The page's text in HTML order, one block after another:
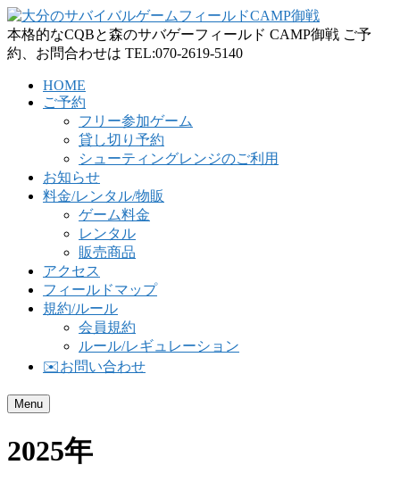
本格的なCQBと森のサバゲーフィールド CAMP御戦 ご予
約、お問合わせは TEL:070-2619-5140
HOME
ご予約
フリー参加ゲーム
貸し切り予約
シューティングレンジのご利用
お知らせ
料金/レンタル/物販
ゲーム料金
レンタル
販売商品
アクセス
フィールドマップ
規約/ルール
会員規約
ルール/レギュレーション
✉️お問い合わせ
Menu
2025年